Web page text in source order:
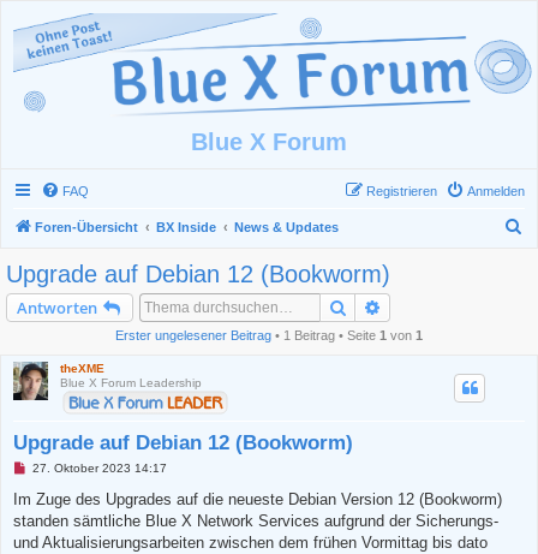
Blue X Forum
FAQ Anmelden
Registrieren
Foren-Übersicht BX Inside News & Updates
Upgrade auf Debian 12 (Bookworm)
Antworten Suche
Erster ungelesener Beitrag • 1 Beitrag • Seite 1 von 1
theXME
Blue X Forum Leadership
Upgrade auf Debian 12 (Bookworm)
U
g
l
e
27. Oktober 2023 14:17
Im Zuge des Upgrades auf die neueste Debian Version 12 (Bookworm)
standen sämtliche Blue X Network Services aufgrund der Sicherungs-
und Aktualisierungsarbeiten zwischen dem frühen Vormittag bis dato